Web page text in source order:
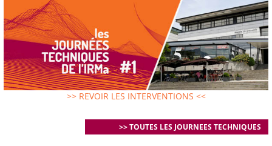
>> REVOIR LES INTERVENTIONS <<
>> TOUTES LES JOURNEES TECHNIQUES